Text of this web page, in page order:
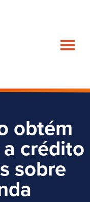
obtém
crédito
sobre